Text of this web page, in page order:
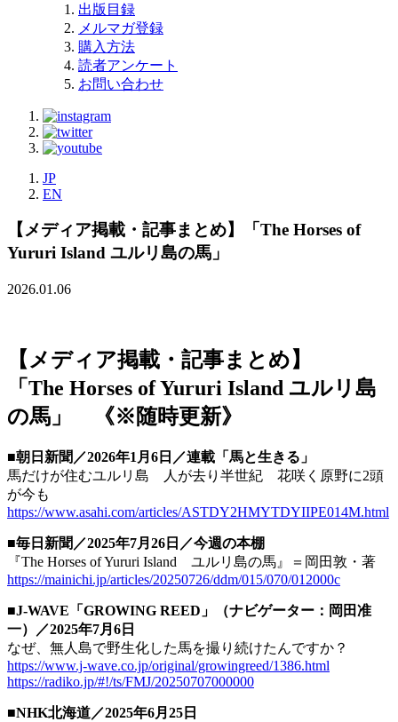
出版目録
メルマガ登録
購入方法
読者アンケート
お問い合わせ
JP
EN
【メディア掲載・記事まとめ】「The Horses of
Yururi Island ユルリ島の馬」
2026.01.06
【メディア掲載・記事まとめ】
「The Horses of Yururi Island ユルリ島
の馬」 《※随時更新》
■朝日新聞／2026年1月6日／連載「馬と生きる」
馬だけが住むユルリ島 人が去り半世紀 花咲く原野に2頭
が今も
https://www.asahi.com/articles/ASTDY2HMYTDYIIPE014M.html
■毎日新聞／2025年7月26日／今週の本棚
『The Horses of Yururi Island ユルリ島の馬』＝岡田敦・著
https://mainichi.jp/articles/20250726/ddm/015/070/012000c
■J-WAVE「GROWING REED」（ナビゲーター：岡田准
一）／2025年7月6日
なぜ、無人島で野生化した馬を撮り続けたんですか？
https://www.j-wave.co.jp/original/growingreed/1386.html
https://radiko.jp/#!/ts/FMJ/20250707000000
■NHK北海道／2025年6月25日